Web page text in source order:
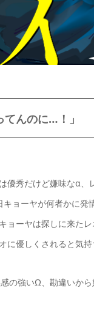
てんのに…！」
優秀だけど嫌味なα、
ョーヤが何者かに発
ョーヤは探しに来た
に優しくされると気
の強いΩ、勘違いから